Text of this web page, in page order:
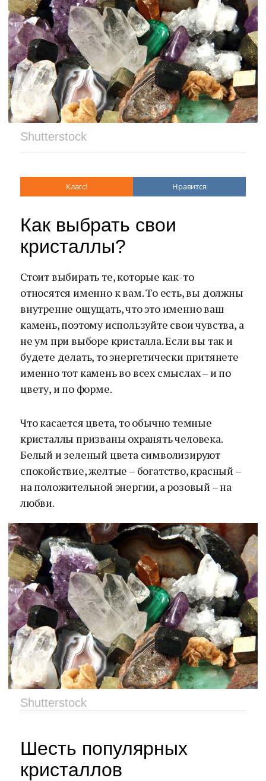
Shutterstock
Класс! Нравится
Как выбрать свои
кристаллы?
Стоит выбирать те, которые как-то
относятся именно к вам. То есть, вы должны
внутренне ощущать, что это именно ваш
камень, поэтому используйте свои чувства, а
не ум при выборе кристалла. Если вы так и
будете делать, то энергетически притянете
именно тот камень во всех смыслах – и по
цвету, и по форме.
Что касается цвета, то обычно темные
кристаллы призваны охранять человека.
Белый и зеленый цвета символизируют
спокойствие, желтые – богатство, красный –
на положительной энергии, а розовый – на
любви.
Shutterstock
Шесть популярных
кристаллов